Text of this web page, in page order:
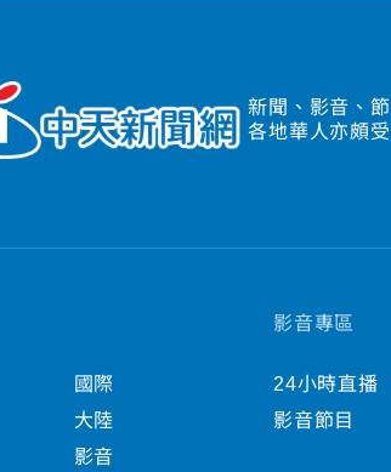
新聞、影音、
各地華人亦頗
國際
大陸
影音
影音專區
24小時直播
影音節目